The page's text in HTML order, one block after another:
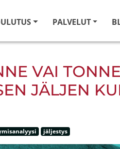
PALVELUT
VAI
JÄLJEN
jäljestys